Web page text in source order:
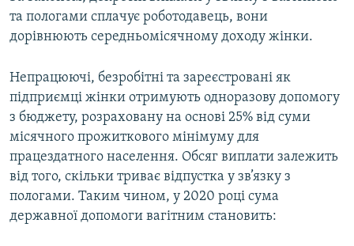
та пологами сплачує роботодавець, вони
дорівнюють середньомісячному доходу жінки.
Непрацюючі, безробітні та зареєстровані як
підприємці жінки отримують одноразову допомогу
з бюджету, розраховану на основі 25% від суми
місячного прожиткового мінімуму для
працездатного населення. Обсяг виплати залежить
від того, скільки триває відпустка у зв’язку з
пологами. Таким чином, у 2020 році сума
державної допомоги вагітним становить: